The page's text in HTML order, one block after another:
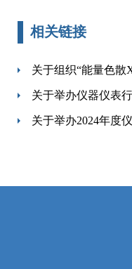
相关链接
关于组织“能量色散
关于举办仪器仪表
关于举办2024年度